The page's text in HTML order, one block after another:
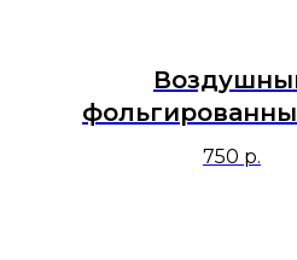
Фигура на750 р.